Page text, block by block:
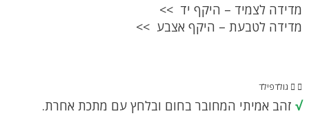
מדידה לצמיד – היקף יד >>
מדידה לטבעת – היקף אצבע >>
גולדפילד
√ זהב אמיתי המחובר בחום ובלחץ עם מתכת אחרת.